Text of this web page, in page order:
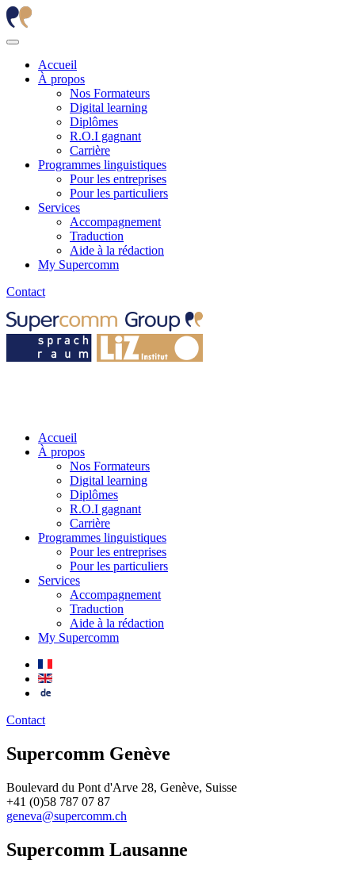
Accueil
À propos
Nos Formateurs
Digital learning
Diplômes
R.O.I gagnant
Carrière
Programmes linguistiques
Pour les entreprises
Pour les particuliers
Services
Accompagnement
Traduction
Aide à la rédaction
My Supercomm
Contact
Accueil
À propos
Nos Formateurs
Digital learning
Diplômes
R.O.I gagnant
Carrière
Programmes linguistiques
Pour les entreprises
Pour les particuliers
Services
Accompagnement
Traduction
Aide à la rédaction
My Supercomm
Contact
Supercomm Genève
Boulevard du Pont d'Arve 28, Genève, Suisse
+41 (0)58 787 07 87
geneva@supercomm.ch
Supercomm Lausanne